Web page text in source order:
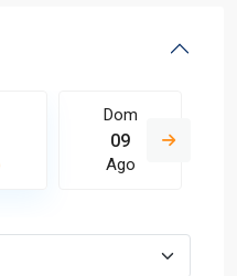
Dom
09
Ago